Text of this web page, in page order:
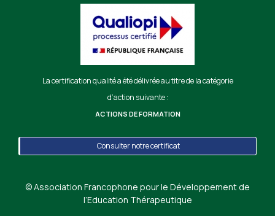
La certification qualité a été délivrée au titre de la catégorie
d’action suivante :
ACTIONS DE FORMATION
Consulter notre certificat
© Association Francophone pour le Développement de
l’Education Thérapeutique